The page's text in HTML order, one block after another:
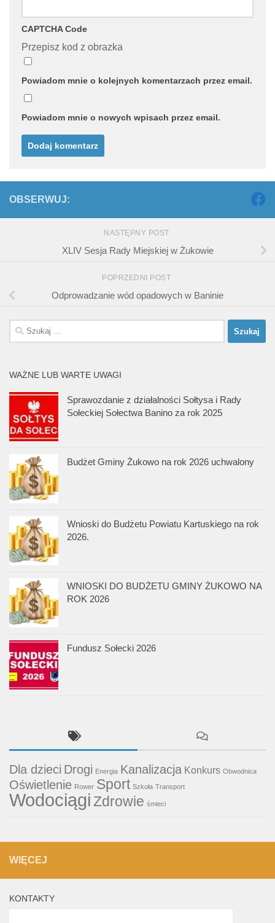
CAPTCHA Code
Przepisz kod z obrazka
Powiadom mnie o kolejnych komentarzach przez email.
Powiadom mnie o nowych wpisach przez email.
OBSERWUJ:
NASTĘPNY POST
XLIV Sesja Rady Miejskiej w Żukowie
POPRZEDNI POST
Odprowadzanie wód opadowych w Baninie
Szukaj:
WAŻNE LUB WARTE UWAGI
Sprawozdanie z działalności Sołtysa i Rady
Sołeckiej Sołectwa Banino za rok 2025
Budżet Gminy Żukowo na rok 2026 uchwalony
Wnioski do Budżetu Powiatu Kartuskiego na rok
2026.
WNIOSKI DO BUDŻETU GMINY ŻUKOWO NA
ROK 2026
Fundusz Sołecki 2026
Dla dzieci Drogi Energia Kanalizacja Konkurs Obwodnica
Oświetlenie Rower Sport Szkoła Transport
WodociągiZdrowie śmieci
WIĘCEJ
KONTAKTY